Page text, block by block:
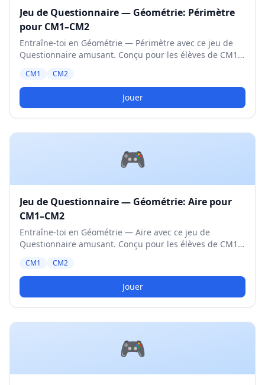
Jeu de Questionnaire — Géométrie: Périmètre
pour CM1–CM2
Entraîne-toi en Géométrie — Périmètre avec ce jeu de
Questionnaire amusant. Conçu pour les élèves de CM1
CM1 CM2
Jouer
🎮
Jeu de Questionnaire — Géométrie: Aire pour
CM1–CM2
Entraîne-toi en Géométrie — Aire avec ce jeu de
Questionnaire amusant. Conçu pour les élèves de CM1
CM1 CM2
Jouer
🎮